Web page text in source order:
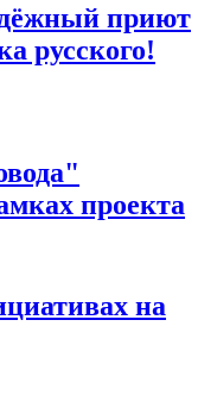
приют
русского!
проекта
на